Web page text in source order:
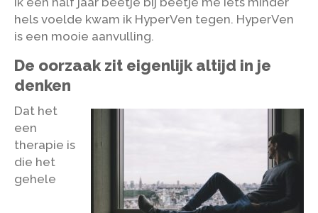
hels voelde kwam ik HyperVen tegen. HyperVen
is een mooie aanvulling.
De oorzaak zit eigenlijk altijd in je
denken
Dat het
een
therapie is
die het
gehele